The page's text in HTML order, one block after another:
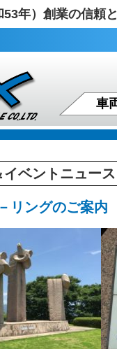
53年）創業の信頼
車
ベントニュース
リングのご案